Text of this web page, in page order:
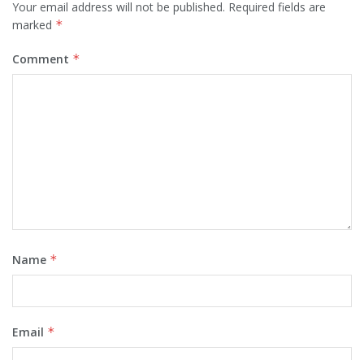
Your email address will not be published. Required fields are
marked *
Comment *
Name *
Email *